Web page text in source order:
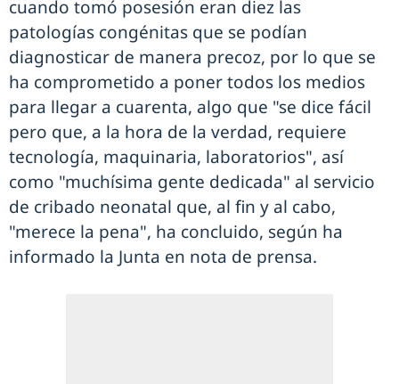
cuando tomó posesión eran diez las
patologías congénitas que se podían
diagnosticar de manera precoz, por lo que se
ha comprometido a poner todos los medios
para llegar a cuarenta, algo que "se dice fácil
pero que, a la hora de la verdad, requiere
tecnología, maquinaria, laboratorios", así
como "muchísima gente dedicada" al servicio
de cribado neonatal que, al fin y al cabo,
"merece la pena", ha concluido, según ha
informado la Junta en nota de prensa.